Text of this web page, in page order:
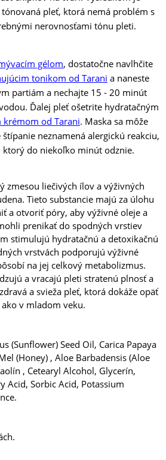
pleť, ktorá nemá problém s
nerovnosťami tónu pleti.
gélom, dostatočne navlhčite
tonikom od Tarani a naneste
partiám a nechajte 15 - 20 minút
Ďalej pleť ošetrite hydratačným
krémom od Tarani. Maska sa môže
neznamená alergickú reakciu,
ktorý do niekoľko minút odznie.
zmesou liečivých ílov a výživných
Tieto substancie majú za úlohu
a otvoriť póry, aby výživné oleje a
prenikať do spodných vrstiev
stimulujú hydratačnú a detoxikačnú
vrstvách podporujú výživné
na jej celkový metabolizmus.
a vracajú pleti stratenú plnosť a
a svieža pleť, ktorá dokáže opäť
v mladom veku.
(Sunflower) Seed Oil, Carica Papaya
(Honey) , Aloe Barbadensis (Aloe
, Cetearyl Alcohol, Glycerín,
Acid, Sorbic Acid, Potassium